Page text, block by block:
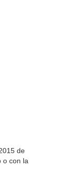
de
o con la